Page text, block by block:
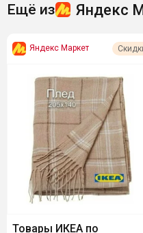
Ещё из Яндекс
Яндекс Маркет
Товары ИКЕА по